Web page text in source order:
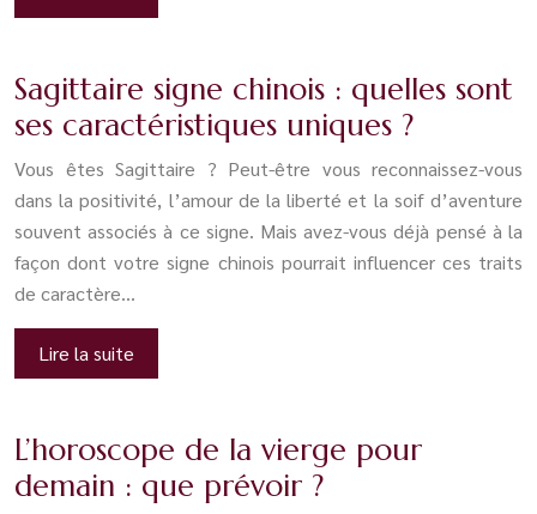
Sagittaire signe chinois : quelles sont
ses caractéristiques uniques ?
Vous êtes Sagittaire ? Peut-être vous reconnaissez-vous
dans la positivité, l’amour de la liberté et la soif d’aventure
souvent associés à ce signe. Mais avez-vous déjà pensé à la
façon dont votre signe chinois pourrait influencer ces traits
de caractère…
Lire la suite
L’horoscope de la vierge pour
demain : que prévoir ?